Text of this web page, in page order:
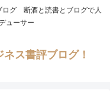
ログ 断酒と読書とブログで人
ューサー
ス書評ブログ！